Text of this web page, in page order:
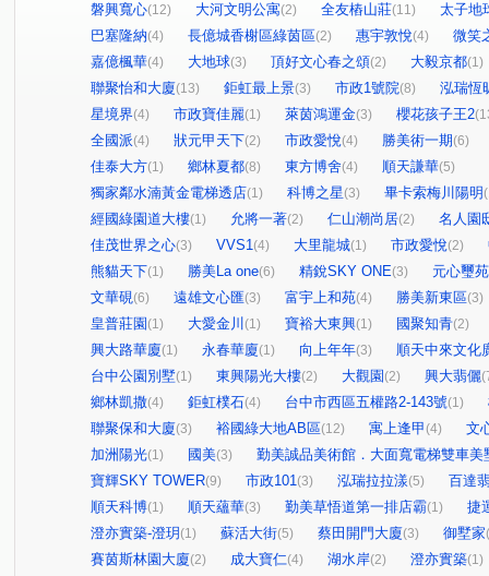
磐興寬心(12) 大河文明公寓(2) 全友樁山莊(11)
太子地
巴塞隆納(4) 長億城香榭區綠茵區(2) 惠宇敦悅(4)
微笑
嘉億楓華(4) 大地球(3) 頂好文心春之頌(2) 大毅京都(1)
聯聚怡和大廈(13) 鉅虹最上景(3) 市政1號院(8)
泓瑞恆
星境界(4) 市政寶佳麗(1) 萊茵鴻運金(3) 櫻花孩子王2
全國派(4) 狀元甲天下(2) 市政愛悅(4) 勝美術一期(6)
佳泰大方(1) 鄉林夏都(8) 東方博舍(4) 順天謙華(5)
獨家鄰水湳黃金電梯透店(1) 科博之星(3) 畢卡索梅川陽明
經國綠園道大樓(1) 允將一著(2) 仁山潮尚居(2)
名人園
佳茂世界之心(3) VVS1(4) 大里龍城(1) 市政愛悅(2)
熊貓天下(1) 勝美La one(6) 精銳SKY ONE(3)
元心璽苑
文華硯(6) 遠雄文心匯(3) 富宇上和苑(4) 勝美新東區(3)
皇普莊園 (1) 大愛金川 (1) 寶裕大東興(1) 國聚知青(2)
興大路華廈(1) 永春華廈(1) 向上年年(3)
順天中來文化
台中公園別墅(1) 東興陽光大樓(2) 大觀園 (2) 興大翡儷
鄉林凱撒(4) 鉅虹樸石(4) 台中市西區五權路2-143號(1)
聯聚保和大廈(3) 裕國綠大地AB區(12) 寓上逢甲 (4)
文
加洲陽光(1) 國美(3)
勤美誠品美術館．大面寬電梯雙車美
寶輝SKY TOWER(9) 市政101(3) 泓瑞拉拉漾(5)
百達
順天科博(1) 順天蘊華(3) 勤美草悟道第一排店霸(1)
捷
澄亦實築-澄玥 (1) 蘇活大街(5) 蔡田開門大廈(3) 御墅家
賽茵斯林園大廈(2) 成大寶仁(4) 湖水岸(2) 澄亦實築(1)